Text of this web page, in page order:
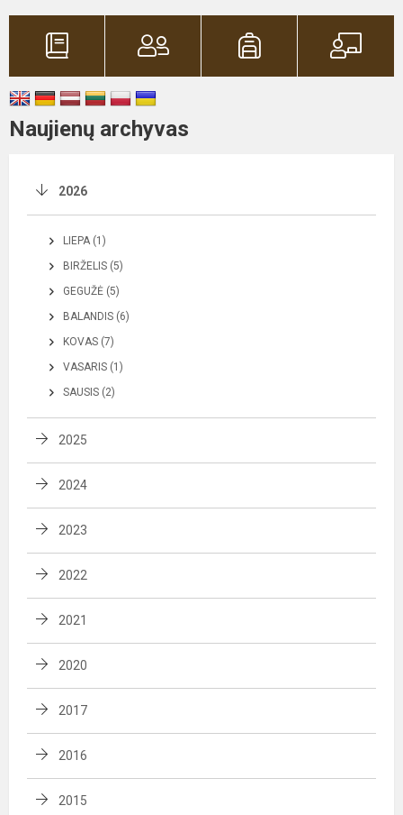
Naujienų archyvas
2026
LIEPA (1)
BIRŽELIS (5)
GEGUŽĖ (5)
BALANDIS (6)
KOVAS (7)
VASARIS (1)
SAUSIS (2)
2025
2024
2023
2022
2021
2020
2017
2016
2015